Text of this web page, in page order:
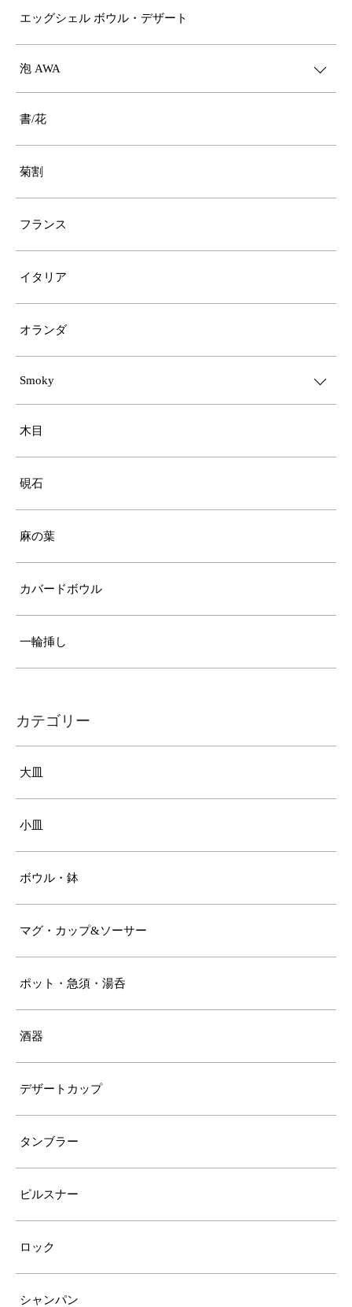
エッグシェル ボウル・デザート
泡 AWA
書/花
菊割
フランス
イタリア
オランダ
Smoky
木目
硯石
麻の葉
カバードボウル
一輪挿し
カテゴリー
大皿
小皿
ボウル・鉢
マグ・カップ&ソーサー
ポット・急須・湯呑
酒器
デザートカップ
タンブラー
ピルスナー
ロック
シャンパン